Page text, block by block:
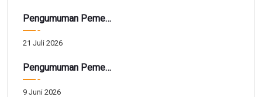
Pengumuman Pemenang Hadiah Utama Gebyar SIRELA Periode 28
21 Juli 2026
Pengumuman Pemenang Hadiah Tarbiah Akhir Periode 41
9 Juni 2026